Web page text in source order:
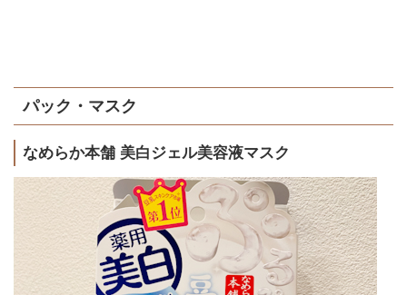
パック・マスク
なめらか本舗 美白ジェル美容液マスク